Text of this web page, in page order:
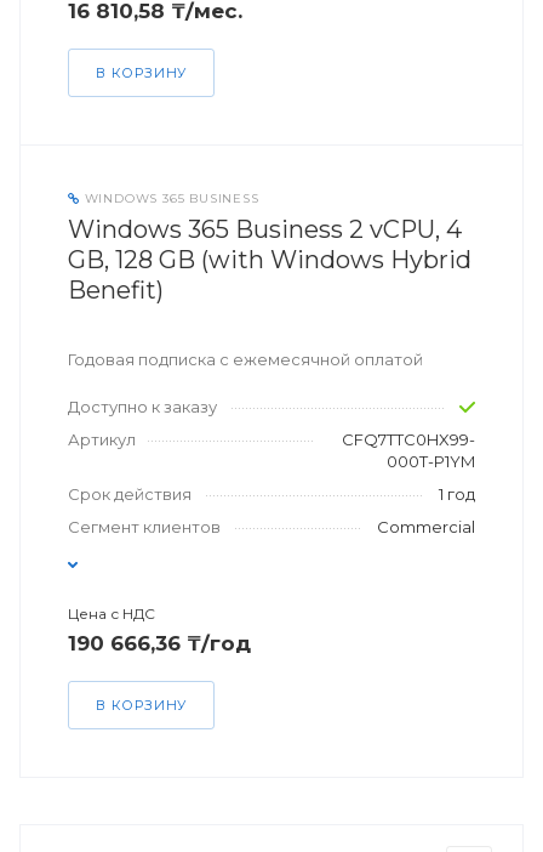
16 810,58 ₸/мес.
В КОРЗИНУ
WINDOWS 365 BUSINESS
Windows 365 Business 2 vCPU, 4
GB, 128 GB (with Windows Hybrid
Benefit)
Годовая подписка с ежемесячной оплатой
Доступно к заказу
Артикул
CFQ7TTC0HX99-
000T-P1YM
Срок действия
1 год
Сегмент клиентов
Commercial
Цена с НДС
190 666,36 ₸/год
В КОРЗИНУ